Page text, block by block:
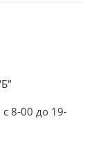
8-00 до 19-